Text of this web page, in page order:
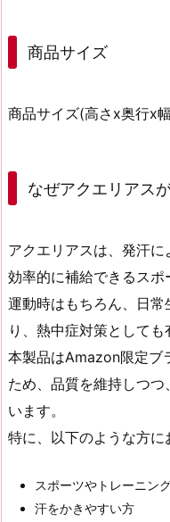
商品サイズ
商品サイズ(高さx奥行x
なぜアクエリアス
アクエリアスは、発汗
効率的に補給できるスポ
運動時はもちろん、日
り、熱中症対策としても
本製品はAmazon限定ブ
ため、品質を維持しつ
います。
特に、以下のような方に
スポーツやトレーニン
汗をかきやすい方